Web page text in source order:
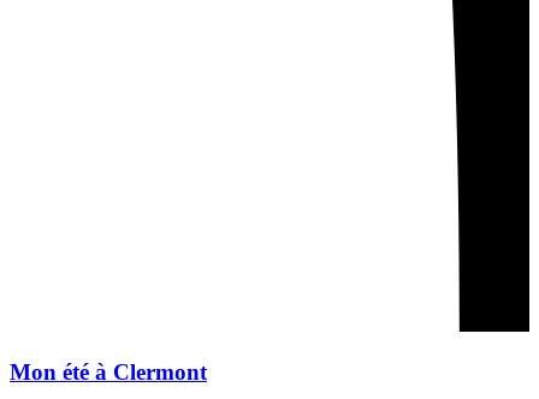
Mon été à Clermont